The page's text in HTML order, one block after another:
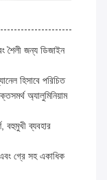
শৈলী জন্য ডিজাইন
হিসাবে পরিচিত
অ্যালুমিনিয়াম
ব্যবহার
গ্রে সহ একাধিক